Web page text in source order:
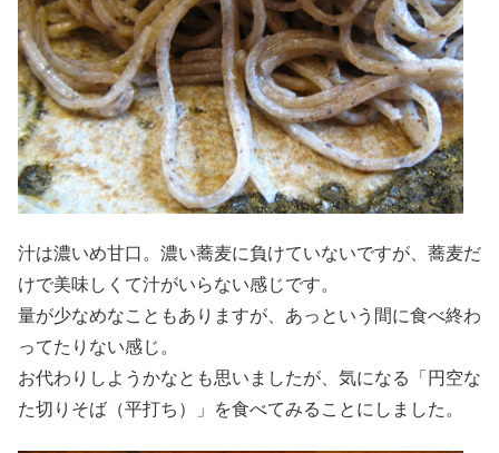
汁は濃いめ甘口。濃い蕎麦に負けていないですが、蕎麦だ
けで美味しくて汁がいらない感じです。
量が少なめなこともありますが、あっという間に食べ終わ
ってたりない感じ。
お代わりしようかなとも思いましたが、気になる「円空な
た切りそば（平打ち）」を食べてみることにしました。